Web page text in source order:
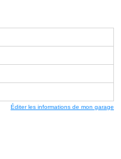
Éditer les informations de mon garage